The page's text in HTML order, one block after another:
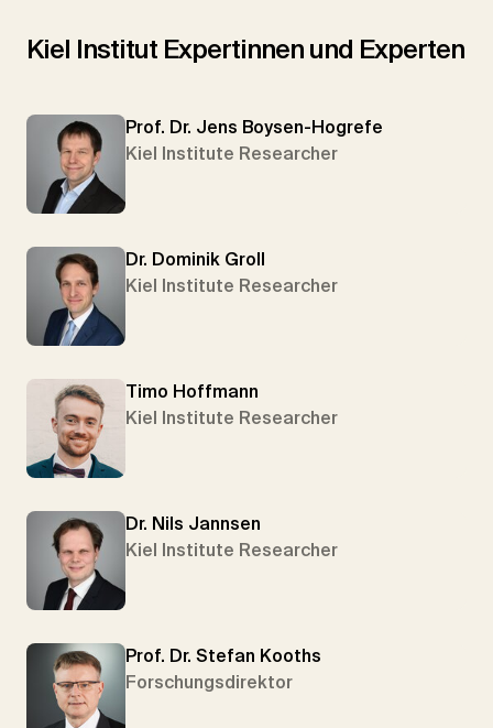
Kiel Institut Expertinnen und Experten
Prof. Dr. Jens Boysen-Hogrefe
Kiel Institute Researcher
Dr. Dominik Groll
Kiel Institute Researcher
Timo Hoffmann
Kiel Institute Researcher
Dr. Nils Jannsen
Kiel Institute Researcher
Prof. Dr. Stefan Kooths
Forschungsdirektor